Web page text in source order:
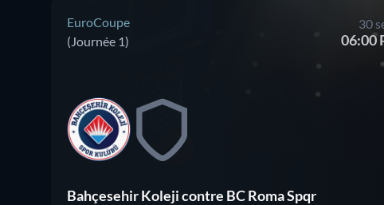
EuroCoupe
(Journée 1)
30
06:00
Bahçesehir Koleji contre BC Roma Spqr